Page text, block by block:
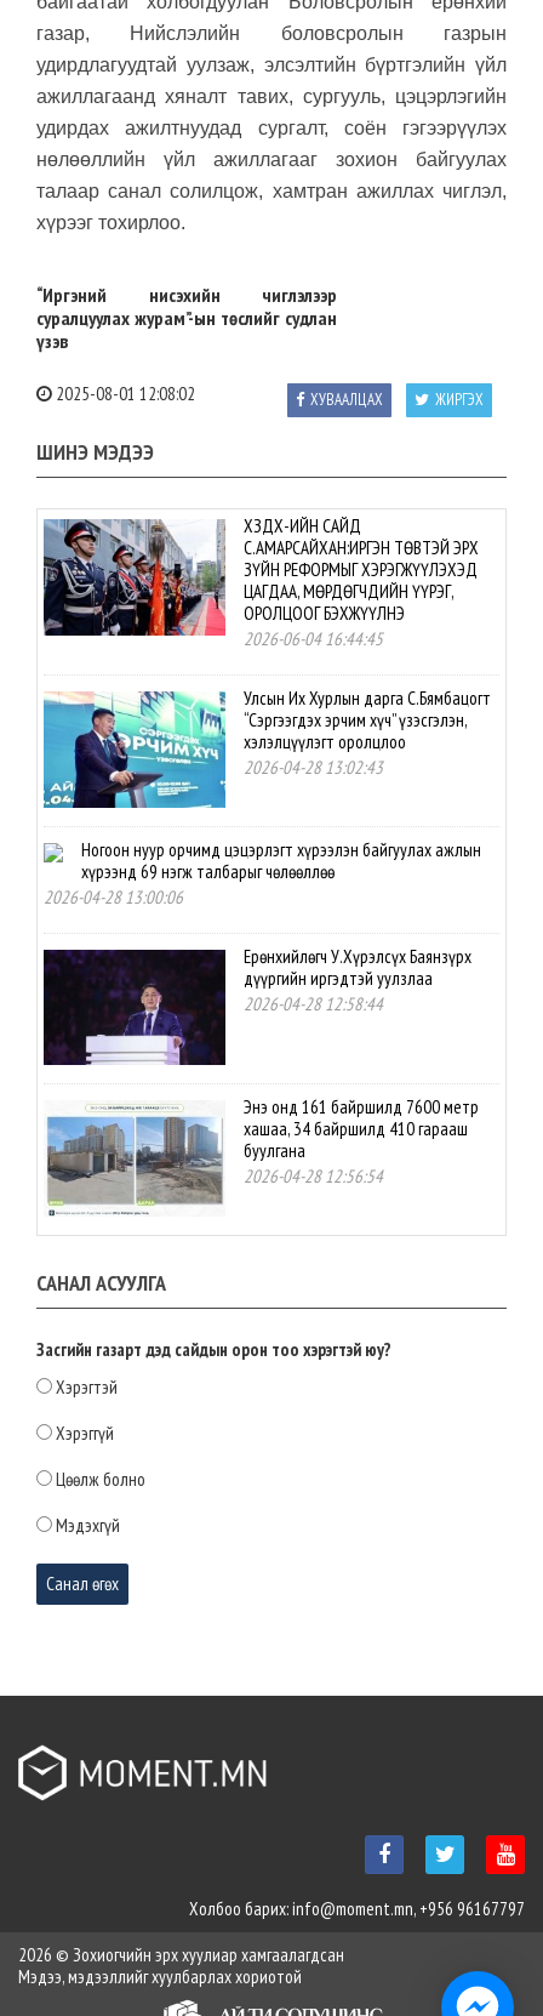
газар, Нийслэлийн боловсролын газрын
удирдлагуудтай уулзаж, элсэлтийн бүртгэлийн үйл
ажиллагаанд хяналт тавих, сургууль, цэцэрлэгийн
удирдах ажилтнуудад сургалт, соён гэгээрүүлэх
нөлөөллийн үйл ажиллагааг зохион байгуулах
талаар санал солилцож, хамтран ажиллах чиглэл,
хүрээг тохирлоо.
“Иргэний нисэхийн чиглэлээр
суралцуулах журам”-ын төслийг судлан
үзэв
2025-08-01 12:08:02 ЖИРГЭХ
ХУВААЛЦАХ
ШИНЭ МЭДЭЭ
ХЗДХ-ИЙН САЙД
С.АМАРСАЙХАН:ИРГЭН ТӨВТЭЙ ЭРХ
ЗҮЙН РЕФОРМЫГ ХЭРЭГЖҮҮЛЭХЭД
ЦАГДАА, МӨРДӨГЧДИЙН ҮҮРЭГ,
ОРОЛЦООГ БЭХЖҮҮЛНЭ
2026-06-04 16:44:45
Улсын Их Хурлын дарга С.Бямбацогт
“Сэргээгдэх эрчим хүч” үзэсгэлэн,
хэлэлцүүлэгт оролцлоо
2026-04-28 13:02:43
Ногоон нуур орчимд цэцэрлэгт хүрээлэн байгуулах ажлын
хүрээнд 69 нэгж талбарыг чөлөөллөө
2026-04-28 13:00:06
Ерөнхийлөгч У.Хүрэлсүх Баянзүрх
дүүргийн иргэдтэй уулзлаа
2026-04-28 12:58:44
Энэ онд 161 байршилд 7600 метр
хашаа, 34 байршилд 410 гарааш
буулгана
2026-04-28 12:56:54
оролцох иргэдийн эрх, оролцоог
бүрдлээ
Н.Учрал Засгийн газрын тамгаа
гардаж авлаа
шилжүүлж, нөхөн сэргээлтийн ажлыг эхлүүллээ
САНАЛ АСУУЛГА
Засгийн газарт дэд сайдын орон тоо хэрэгтэй юу?
Хэрэгтэй
Хэрэггүй
Цөөлж болно
Мэдэхгүй
Холбоо барих: info@moment.mn, +956 96167797
2026 © Зохиогчийн эрх хуулиар хамгаалагдсан
Мэдээ, мэдээллийг хуулбарлах хориотой